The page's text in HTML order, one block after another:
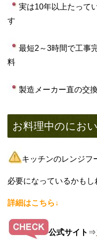
実は10年以上たって
す
最短2～3時間で工事
料
製造メーカー直の交
お料理中のにお
キッチンのレンジフ
必要になっているかもし
詳細はこちら↓
公式サイト ⇒